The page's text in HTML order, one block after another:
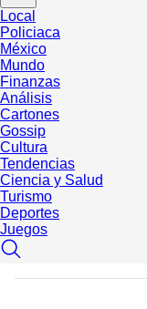
Local
Policiaca
México
Mundo
Finanzas
Análisis
Cartones
Gossip
Cultura
Tendencias
Ciencia y Salud
Turismo
Deportes
Juegos